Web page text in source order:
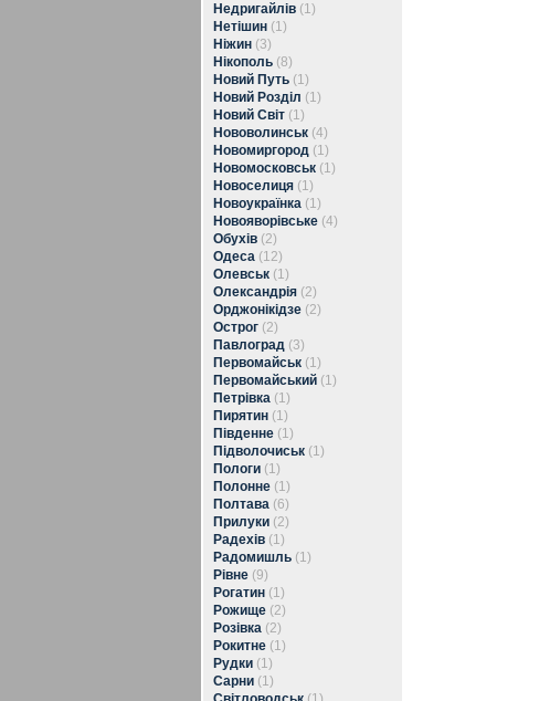
Недригайлів (1)
Нетішин (1)
Ніжин (3)
Нікополь (8)
Новий Путь (1)
Новий Розділ (1)
Новий Світ (1)
Нововолинськ (4)
Новомиргород (1)
Новомосковськ (1)
Новоселиця (1)
Новоукраїнка (1)
Новояворівське (4)
Обухів (2)
Одеса (12)
Олевськ (1)
Олександрія (2)
Орджонікідзе (2)
Острог (2)
Павлоград (3)
Первомайськ (1)
Первомайський (1)
Петрівка (1)
Пирятин (1)
Південне (1)
Підволочиськ (1)
Пологи (1)
Полонне (1)
Полтава (6)
Прилуки (2)
Радехів (1)
Радомишль (1)
Рівне (9)
Рогатин (1)
Рожище (2)
Розівка (2)
Рокитне (1)
Рудки (1)
Сарни (1)